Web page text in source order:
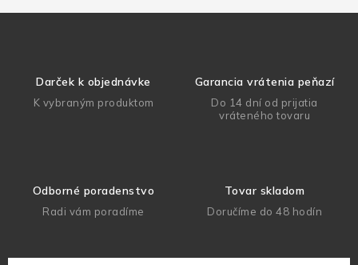
Darček k objednávke
K vybraným produktom
Garancia vrátenia peňazí
Do 14 dní od prijatia
vráteného tovaru
Odborné poradenstvo
Radi vám poradíme
Tovar skladom
Doručíme do 48 hodín